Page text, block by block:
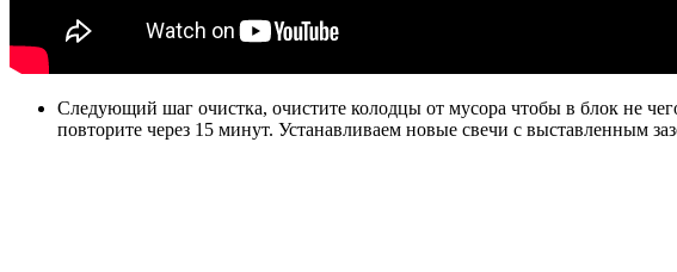
Следующий шаг очистка, очистите колодцы от мусора чтобы в блок не
повторите через 15 минут. Устанавливаем новые свечи c выставленным